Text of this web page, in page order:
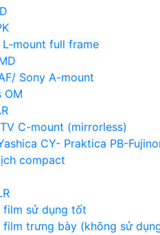
mount full frame
Sony A-mount
OM
C-mount (mirrorless)
CY- Praktica PB-
compact
film sử dụng tốt
film trưng bày (không sử